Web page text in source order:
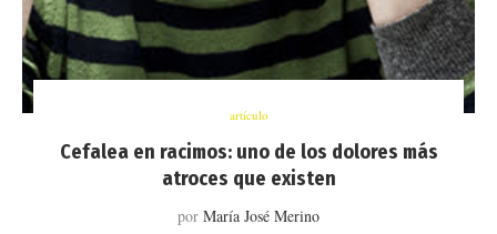
artículo
Cefalea en racimos: uno de los dolores más
atroces que existen
por María José Merino